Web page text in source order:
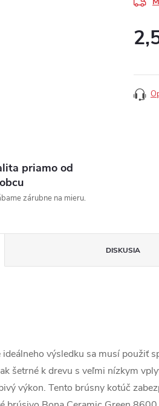
priamo od
zárubne na mieru.
DISKUSIA
výsledku sa musí použiť
šetrné k drevu s veľmi nízkym
výkon. Tento brúsny kotúč